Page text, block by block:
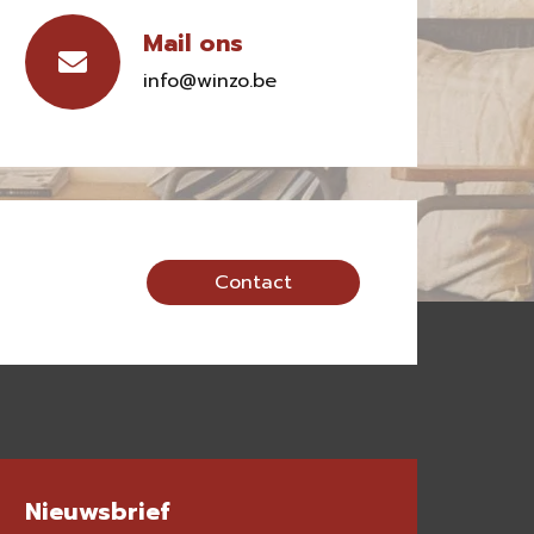
Mail ons
info@winzo.be
Contact
Nieuwsbrief